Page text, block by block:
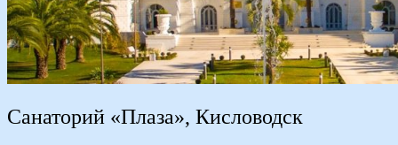
Санаторий «Плаза», Кисловодск